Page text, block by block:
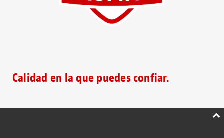
Calidad en la que puedes confiar.